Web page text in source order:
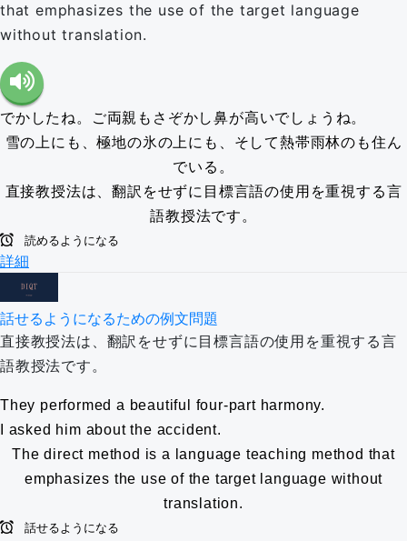
that emphasizes the use of the target language
without translation.
でかしたね。ご両親もさぞかし鼻が高いでしょうね。
雪の上にも、極地の氷の上にも、そして熱帯雨林のも住ん
でいる。
直接教授法は、翻訳をせずに目標言語の使用を重視する言
語教授法です。
読めるようになる
詳細
話せるようになるための例文問題
直接教授法は、翻訳をせずに目標言語の使用を重視する言
語教授法です。
They performed a beautiful four-part harmony.
I asked him about the accident.
The direct method is a language teaching method that
emphasizes the use of the target language without
translation.
話せるようになる